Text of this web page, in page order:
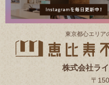
東京都⼼エリア
株式会社ラ
〒